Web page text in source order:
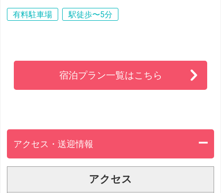
有料駐車場 駅徒歩〜5分
宿泊プラン一覧はこちら
アクセス・送迎情報
アクセス